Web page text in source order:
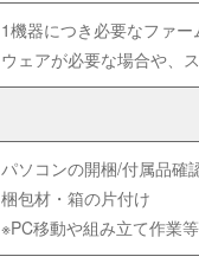
1機器につき必要なファ
ウェアが必要な場合や、
パソコンの開梱/付属品確
梱包材・箱の片付け
※PC移動や組み立て作業